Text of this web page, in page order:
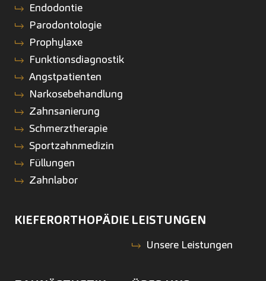
Endodontie
Parodontologie
Prophylaxe
Funktionsdiagnostik
Angstpatienten
Narkosebehandlung
Zahnsanierung
Schmerztherapie
Sportzahnmedizin
Füllungen
Zahnlabor
KIEFERORTHOPÄDIE LEISTUNGEN
Unsere Leistungen